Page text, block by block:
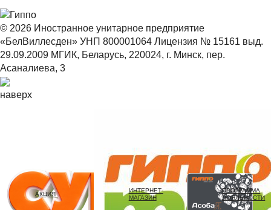
© 2026 Иностранное унитарное предприятие
«БелВиллесден» УНП 800001064 Лицензия № 15161 выд.
29.09.2009 МГИК, Беларусь, 220024, г. Минск, пер.
Асаналиева, 3
наверх
АКЦИЯ
ИНТЕРНЕТ-
МАГАЗИН
ПРОГРАММА
ЛОЯЛЬНОСТИ